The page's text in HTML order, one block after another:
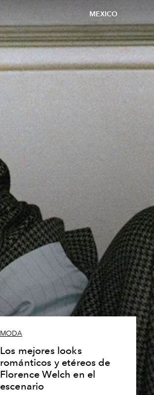
MEXICO
MODA
Los mejores looks
románticos y etéreos de
Florence Welch en el
escenario